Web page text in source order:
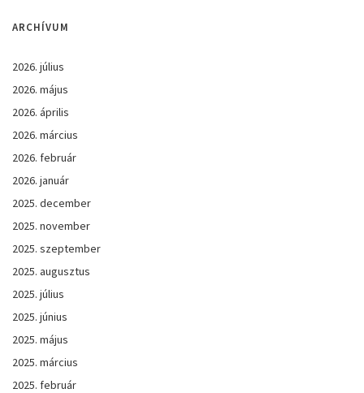
ARCHÍVUM
2026. július
2026. május
2026. április
2026. március
2026. február
2026. január
2025. december
2025. november
2025. szeptember
2025. augusztus
2025. július
2025. június
2025. május
2025. március
2025. február